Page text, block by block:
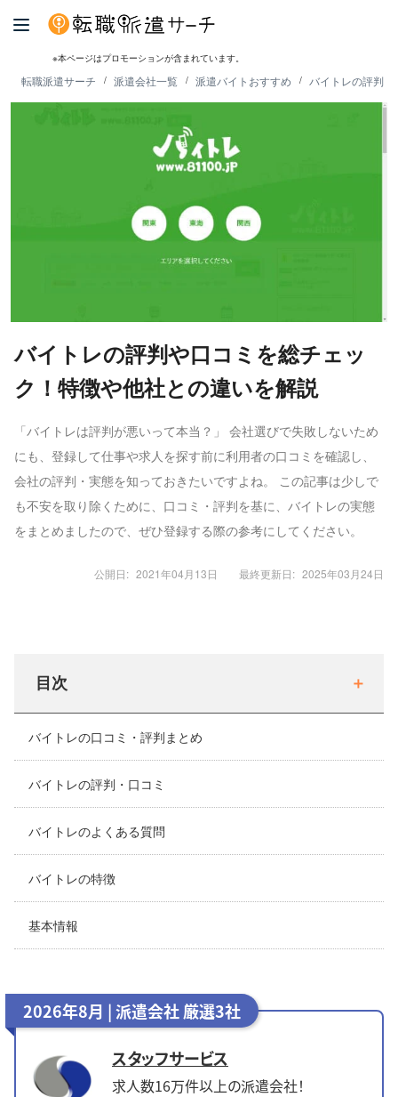
※本ページはプロモーションが含まれています。
転職派遣サーチ 派遣会社一覧 派遣バイトおすすめ バイトレの評判
バイトレの評判や口コミを総チェッ
ク！特徴や他社との違いを解説
「バイトレは評判が悪いって本当？」 会社選びで失敗しないため
にも、登録して仕事や求人を探す前に利用者の口コミを確認し、
会社の評判・実態を知っておきたいですよね。 この記事は少しで
も不安を取り除くために、口コミ・評判を基に、バイトレの実態
をまとめましたので、ぜひ登録する際の参考にしてください。
公開日: 2021年04月13日 最終更新日: 2025年03月24日
目次
バイトレの口コミ・評判まとめ
バイトレの評判・口コミ
バイトレのよくある質問
バイトレの特徴
基本情報
2026年8月 | 派遣会社 厳選3社
スタッフサービス
求人数16万件以上の派遣会社！